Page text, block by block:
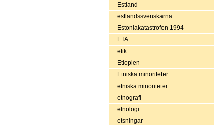
Estland
estlandssvenskarna
Estoniakatastrofen 1994
ETA
etik
Etiopien
Etniska minoriteter
etniska minoriteter
etnografi
etnologi
etsningar